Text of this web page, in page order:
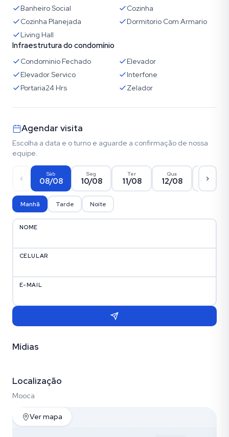
Banheiro Social
Cozinha
Cozinha Planejada
Dormitorio Com Armario
Living Hall
Infraestrutura do condomínio
Condominio Fechado
Elevador
Elevador Servico
Interfone
Portaria24 Hrs
Zelador
Agendar visita
Escolha a data e o turno e aguarde a confirmação de nossa
equipe.
Sáb
08/08
Seg
10/08
Ter
11/08
Qua
12/08 13/08
Manhã Tarde Noite
NOME
CELULAR
E-MAIL
Mídias
Localização
Mooca
Ver mapa